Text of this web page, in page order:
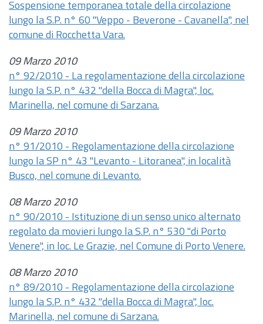
Sospensione temporanea totale della circolazione
lungo la S.P. n° 60 "Veppo - Beverone - Cavanella", nel
comune di Rocchetta Vara.
09 Marzo 2010
n° 92/2010 - La regolamentazione della circolazione
lungo la S.P. n° 432 "della Bocca di Magra", loc.
Marinella, nel comune di Sarzana.
09 Marzo 2010
n° 91/2010 - Regolamentazione della circolazione
lungo la SP n° 43 "Levanto - Litoranea", in località
Busco, nel comune di Levanto.
08 Marzo 2010
n° 90/2010 - Istituzione di un senso unico alternato
regolato da movieri lungo la S.P. n° 530 "di Porto
Venere", in loc. Le Grazie, nel Comune di Porto Venere.
08 Marzo 2010
n° 89/2010 - Regolamentazione della circolazione
lungo la S.P. n° 432 "della Bocca di Magra", loc.
Marinella, nel comune di Sarzana.